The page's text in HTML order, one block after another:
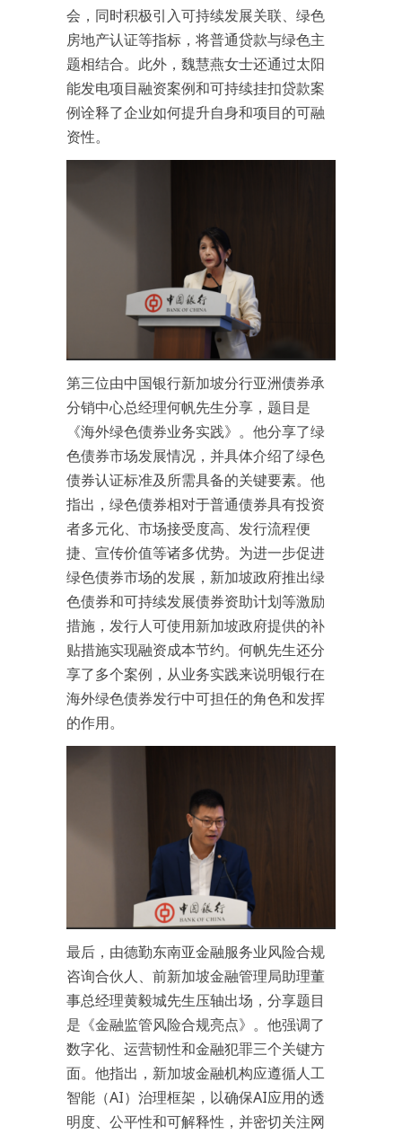
会，同时积极引入可持续发展关联、绿色
房地产认证等指标，将普通贷款与绿色主
题相结合。此外，魏慧燕女士还通过太阳
能发电项目融资案例和可持续挂扣贷款案
例诠释了企业如何提升自身和项目的可融
资性。
第三位由中国银行新加坡分行亚洲债券承
分销中心总经理何帆先生分享，题目是
《海外绿色债券业务实践》。他分享了绿
色债券市场发展情况，并具体介绍了绿色
债券认证标准及所需具备的关键要素。他
指出，绿色债券相对于普通债券具有投资
者多元化、市场接受度高、发行流程便
捷、宣传价值等诸多优势。为进一步促进
绿色债券市场的发展，新加坡政府推出绿
色债券和可持续发展债券资助计划等激励
措施，发行人可使用新加坡政府提供的补
贴措施实现融资成本节约。何帆先生还分
享了多个案例，从业务实践来说明银行在
海外绿色债券发行中可担任的角色和发挥
的作用。
最后，由德勤东南亚金融服务业风险合规
咨询合伙人、前新加坡金融管理局助理董
事总经理黄毅城先生压轴出场，分享题目
是《金融监管风险合规亮点》。他强调了
数字化、运营韧性和金融犯罪三个关键方
面。他指出，新加坡金融机构应遵循人工
智能（AI）治理框架，以确保AI应用的透
明度、公平性和可解释性，并密切关注网